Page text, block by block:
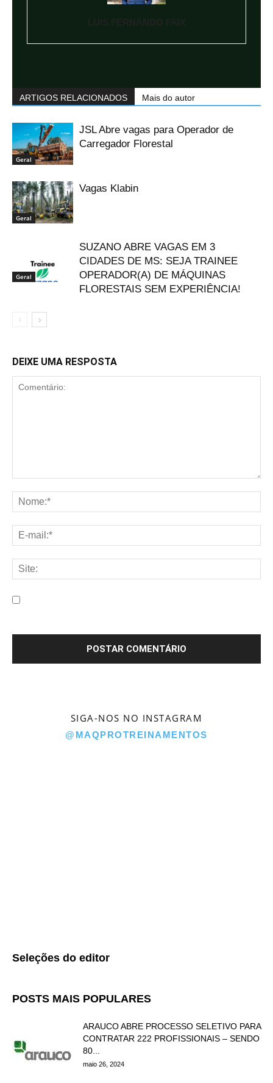
ARTIGOS RELACIONADOS Mais do autor
Geral
JSL Abre vagas para Operador de
Carregador Florestal
Geral
Vagas Klabin
Geral
SUZANO ABRE VAGAS EM 3
CIDADES DE MS: SEJA TRAINEE
OPERADOR(A) DE MÁQUINAS
FLORESTAIS SEM EXPERIÊNCIA!
DEIXE UMA RESPOSTA
SIGA-NOS NO INSTAGRAM
@MAQPROTREINAMENTOS
Seleções do editor
POSTS MAIS POPULARES
ARAUCO ABRE PROCESSO SELETIVO PARA
CONTRATAR 222 PROFISSIONAIS – SENDO
80...
maio 26, 2024